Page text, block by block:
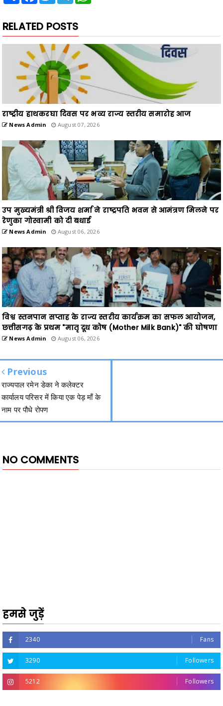
RELATED POSTS
राष्ट्रीय हाथकरघा दिवस पर भव्य राज्य स्तरीय समारोह आज
News Admin August 07, 2026
उप मुख्यमंत्री श्री विजय शर्मा ने राष्ट्रपति भवन से आमंत्रण मिलने पर
रेणुका गोस्वामी को दी बधाई
News Admin August 06, 2026
विश्व स्तनपान सप्ताह के राज्य स्तरीय कार्यक्रम का सफल आयोजन,
छत्तीसगढ़ के प्रथम "मातृ दूध कोष (Mother Milk Bank)" की घोषणा
News Admin August 06, 2026
Previous
राज्यपाल रमेन डेका ने कलेक्टर
कार्यालय परिसर में किया एक पेड़ माँ के
नाम पर पौधे रोपण
NO COMMENTS
हमसे जुड़ें
2340 Fans
3290 Followers
5212 Followers